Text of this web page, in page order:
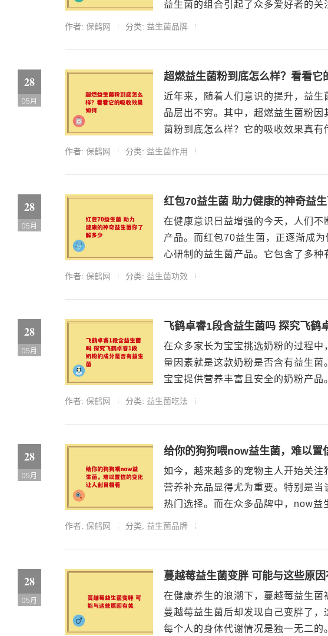
益生菌的组合引起了众多爱好者的关
作者: 保鹤网 分类: 益生菌品牌
28
05月
超燃益生菌粉到底怎么样？看看它
近年来，随着人们意识的提升，益
品层出不穷。其中，超燃益生菌粉
菌粉到底怎么样？它的吸收效果真
作者: 保鹤网 分类: 益生菌作用
28
05月
红包70益生菌 助力健康的神奇益
在健康意识日益增强的今天，人们
产品。而红包70益生菌，正逐渐成
心研制的益生菌产品。它包含了多种
作者: 保鹤网 分类: 益生菌功效
28
05月
飞鹤卓睿1段含益生菌吗 探究飞鹤
在众多家长为宝宝挑选奶粉的过程
量因素就是这款奶粉是否含有益生
宝宝提供营养丰富且安全的奶粉产品
作者: 保鹤网 分类: 益生菌吃法
28
05月
给你的狗狗喂now益生菌，难以置
如今，越来越多的宠物主人开始关
营养补充品显得尤为重要。特别是
热门选择。而在众多品牌中，now益
作者: 保鹤网 分类: 益生菌品牌
28
05月
蔓越莓益生菌变胖 可能与这些原
在健康养生的浪潮下，蔓越莓益生
蔓越莓益生菌后却发现自己变胖了
每个人的身体代谢情况是独一无二的